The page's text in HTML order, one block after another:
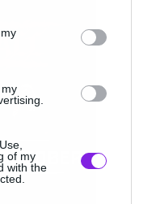
in below Google
of my
with the
να κλέβει την
και τελευταίας
Ελλάδα, τα
στις 03:00